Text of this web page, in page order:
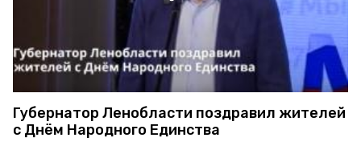
Губернатор Ленобласти поздравил жителей
с Днём Народного Единства